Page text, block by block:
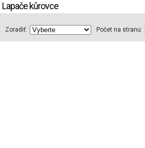
Lapače kůrovce
Zoradiť: Počet na stranu: